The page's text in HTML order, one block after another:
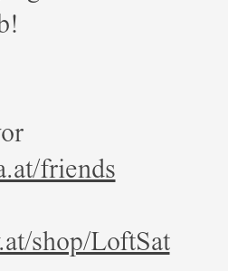
friends
shop/LoftSat